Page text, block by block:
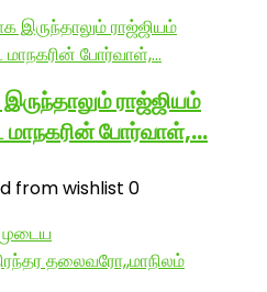
ராஜ்ஜியம்
போர்வாள்,…
from wishlist 0